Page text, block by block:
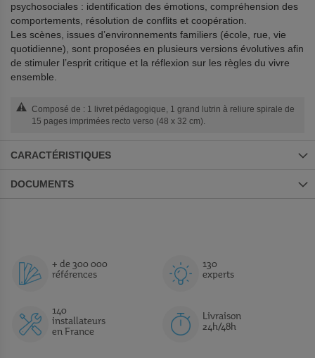
psychosociales : identification des émotions, compréhension des
comportements, résolution de conflits et coopération.
Les scènes, issues d’environnements familiers (école, rue, vie
quotidienne), sont proposées en plusieurs versions évolutives afin
de stimuler l’esprit critique et la réflexion sur les règles du vivre
ensemble.
Composé de : 1 livret pédagogique, 1 grand lutrin à reliure spirale de
15 pages imprimées recto verso (48 x 32 cm).
CARACTÉRISTIQUES
DOCUMENTS
+ de 300 000
références
130
experts
140
installateurs
en France
Livraison
24h/48h